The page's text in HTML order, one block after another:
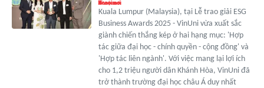
Kuala Lumpur (Malaysia), tại Lễ trao giải ESG
Business Awards 2025 - VinUni vừa xuất sắc
giành chiến thắng kép ở hai hạng mục: 'Hợp
tác giữa đại học - chính quyền - cộng đồng' và
'Hợp tác liên ngành'. Với việc mang lại lợi ích
cho 1,2 triệu người dân Khánh Hòa, VinUni đã
trở thành trường đại học châu Á duy nhất